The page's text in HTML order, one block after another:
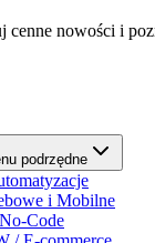
cenne nowości i
podrzędne
i Mobilne
Code